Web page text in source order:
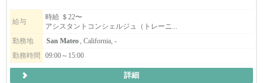
現在サンマテオ支部、サンタクララ支部、イーストベイ支部が発
足しました。
更なるサービス拡大のためベイエリア全域でコンシェルジュを募
集しています。
給与
時給 ＄22〜
アシスタントコンシェルジュ（トレーニ...
勤務地
San Mateo, California, -
勤務時間
09:00～15:00
詳細